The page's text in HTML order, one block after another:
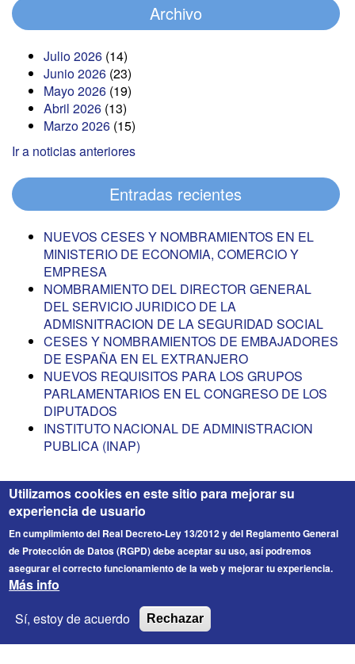
Archivo
Julio 2026 (14)
Junio 2026 (23)
Mayo 2026 (19)
Abril 2026 (13)
Marzo 2026 (15)
Ir a noticias anteriores
Entradas recientes
NUEVOS CESES Y NOMBRAMIENTOS EN EL
MINISTERIO DE ECONOMIA, COMERCIO Y
EMPRESA
NOMBRAMIENTO DEL DIRECTOR GENERAL
DEL SERVICIO JURIDICO DE LA
ADMISNITRACION DE LA SEGURIDAD SOCIAL
CESES Y NOMBRAMIENTOS DE EMBAJADORES
DE ESPAÑA EN EL EXTRANJERO
NUEVOS REQUISITOS PARA LOS GRUPOS
PARLAMENTARIOS EN EL CONGRESO DE LOS
DIPUTADOS
INSTITUTO NACIONAL DE ADMINISTRACION
PUBLICA (INAP)
FICESA
derechos reservados.
Utilizamos cookies en este sitio para mejorar su
experiencia de usuario
En cumplimiento del Real Decreto-Ley 13/2012 y del Reglamento General
de Protección de Datos (RGPD) debe aceptar su uso, así podremos
asegurar el correcto funcionamiento de la web y mejorar tu experiencia.
Más info
Sí, estoy de acuerdo
Rechazar